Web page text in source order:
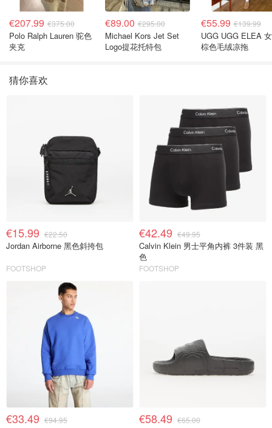
€207.99 €375.00
Polo Ralph Lauren 驼色
夹克
€89.00 €295.00
Michael Kors Jet Set
Logo提花托特包
€55.99 €139.99
UGG UGG ELEA
棕色毛绒凉拖
猜你喜欢
€15.99 €22.50
Jordan Airborne 黑色斜挎包
FOOTSHOP
€42.49 €49.95
Calvin Klein 男士平角内裤 3件装 黑
色
FOOTSHOP
€33.49 €94.95 €58.49 €65.00